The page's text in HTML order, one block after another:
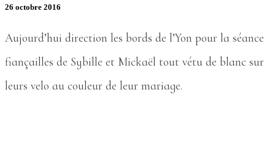
26 octobre 2016
Aujourd’hui direction les bords de l’Yon pour la séance
fiançailles de Sybille et Mickaël tout vétu de blanc sur
leurs velo au couleur de leur mariage.